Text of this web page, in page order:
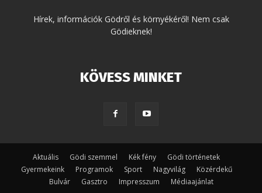
Hírek, információk Gödről és környékéről! Nem csak
Gödieknek!
KÖVESS MINKET
Aktuális Gödi szemmel Kék fény
Gödi történetek
Gyermekeink
Programok Sport Nagyvilág
Közérdekű
Bulvár
Gasztro Impresszum Médiaajánlat